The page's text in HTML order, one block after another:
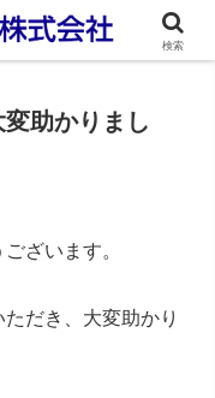
ンド印刷
助かりまし
ざいます。
だき、大変助かり
検索